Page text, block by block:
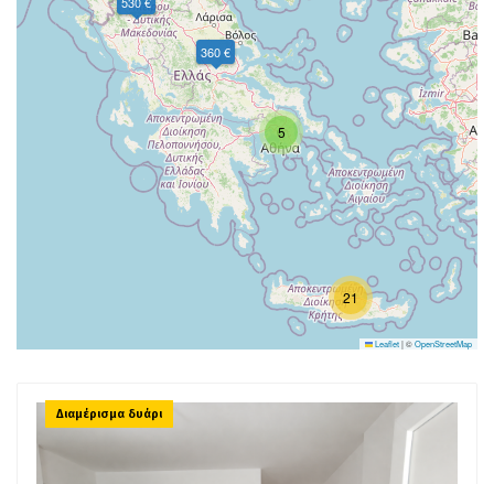
5
21
360 €
Leaflet|©OpenStreetMap
Διαμέρισμα δυάρι